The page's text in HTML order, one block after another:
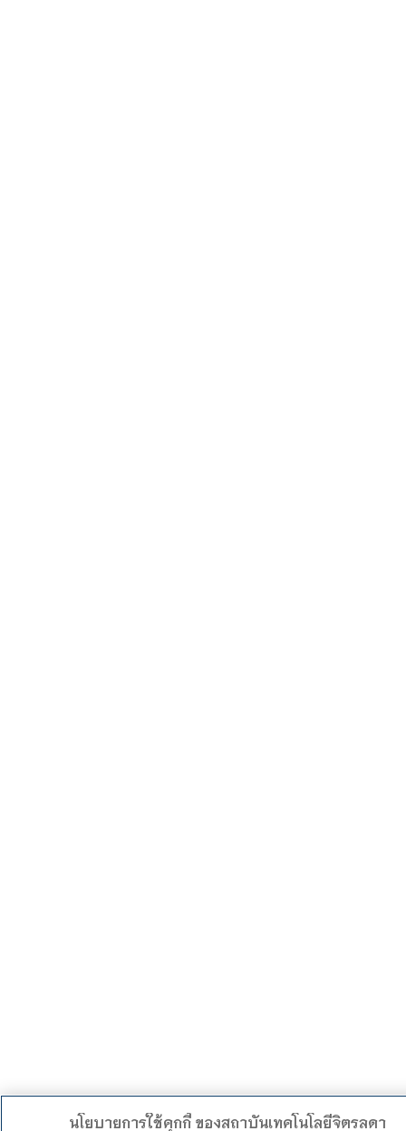
นโยบายการใช้คุกกี้ ของสถาบันเทคโนโลยีจิตรลดา